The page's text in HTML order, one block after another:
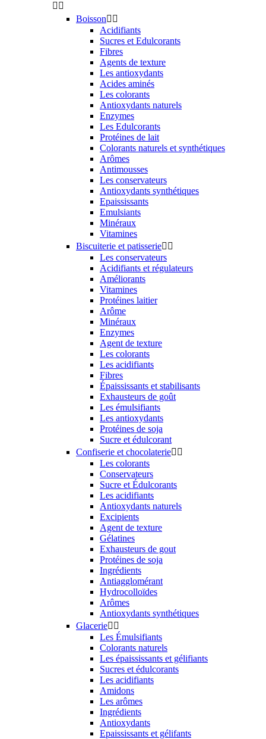
 
Boisson 
Acidifiants
Sucres et Edulcorants
Fibres
Agents de texture
Les antioxydants
Acides aminés
Les colorants
Antioxydants naturels
Enzymes
Les Edulcorants
Protéines de lait
Colorants naturels et synthétiques
Arômes
Antimousses
Les conservateurs
Antioxydants synthétiques
Epaississants
Emulsiants
Minéraux
Vitamines
Biscuiterie et patisserie 
Les conservateurs
Acidifiants et régulateurs
Améliorants
Vitamines
Protéines laitier
Arôme
Minéraux
Enzymes
Agent de texture
Les colorants
Les acidifiants
Fibres
Épaississants et stabilisants
Exhausteurs de goût
Les émulsifiants
Les antioxydants
Protéines de soja
Sucre et édulcorant
Confiserie et chocolaterie 
Les colorants
Conservateurs
Sucre et Édulcorants
Les acidifiants
Antioxydants naturels
Excipients
Agent de texture
Gélatines
Exhausteurs de gout
Protéines de soja
Ingrédients
Antiagglomérant
Hydrocolloïdes
Arômes
Antioxydants synthétiques
Glacerie 
Les Émulsifiants
Colorants naturels
Les épaississants et gélifiants
Sucres et édulcorants
Les acidifiants
Amidons
Les arômes
Ingrédients
Antioxydants
Epaississants et gélifants